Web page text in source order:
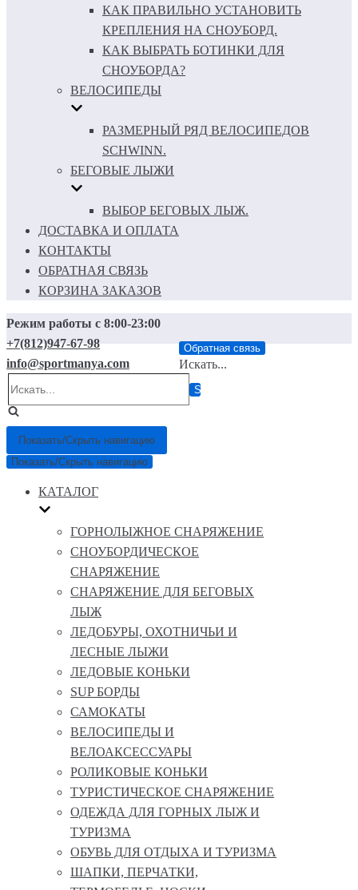
КАК ПРАВИЛЬНО УСТАНОВИТЬ
КРЕПЛЕНИЯ НА СНОУБОРД.
КАК ВЫБРАТЬ БОТИНКИ ДЛЯ
СНОУБОРДА?
ВЕЛОСИПЕДЫ
РАЗМЕРНЫЙ РЯД ВЕЛОСИПЕДОВ
SCHWINN.
БЕГОВЫЕ ЛЫЖИ
ВЫБОР БЕГОВЫХ ЛЫЖ.
ДОСТАВКА И ОПЛАТА
КОНТАКТЫ
ОБРАТНАЯ СВЯЗЬ
КОРЗИНА ЗАКАЗОВ
Режим работы с 8:00-23:00
+7(812)947-67-98
info@sportmanya.com
Обратная связь
Искать...
Показать/Скрыть навигацию
Показать/Скрыть навигацию
КАТАЛОГ
ГОРНОЛЫЖНОЕ СНАРЯЖЕНИЕ
СНОУБОРДИЧЕСКОЕ
СНАРЯЖЕНИЕ
СНАРЯЖЕНИЕ ДЛЯ БЕГОВЫХ
ЛЫЖ
ЛЕДОБУРЫ, ОХОТНИЧЬИ И
ЛЕСНЫЕ ЛЫЖИ
ЛЕДОВЫЕ КОНЬКИ
SUP БОРДЫ
САМОКАТЫ
ВЕЛОСИПЕДЫ И
ВЕЛОАКСЕССУАРЫ
РОЛИКОВЫЕ КОНЬКИ
ТУРИСТИЧЕСКОЕ СНАРЯЖЕНИЕ
ОДЕЖДА ДЛЯ ГОРНЫХ ЛЫЖ И
ТУРИЗМА
ОБУВЬ ДЛЯ ОТДЫХА И ТУРИЗМА
ШАПКИ, ПЕРЧАТКИ,